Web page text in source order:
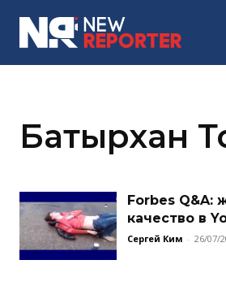
Батырхан
Forbes Q&A:
качество в
Сергей Ким - 26/07/